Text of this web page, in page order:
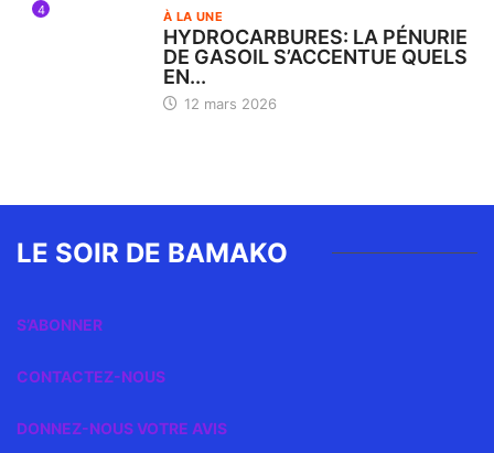
4 À LA UNE
HYDROCARBURES: LA PÉNURIE
DE GASOIL S’ACCENTUE QUELS
EN...
12 mars 2026
LE SOIR DE BAMAKO
S’ABONNER
CONTACTEZ-NOUS
DONNEZ-NOUS VOTRE AVIS